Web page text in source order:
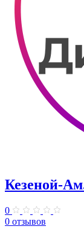
Кезеной-
0
0 отзывов